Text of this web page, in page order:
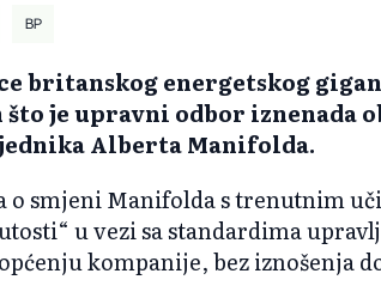
BP
britanskog energetskog
što je upravni odbor iznenada
Alberta Manifolda.
o smjeni Manifolda s trenutnim
u vezi sa standardima
kompanije, bez iznošenja